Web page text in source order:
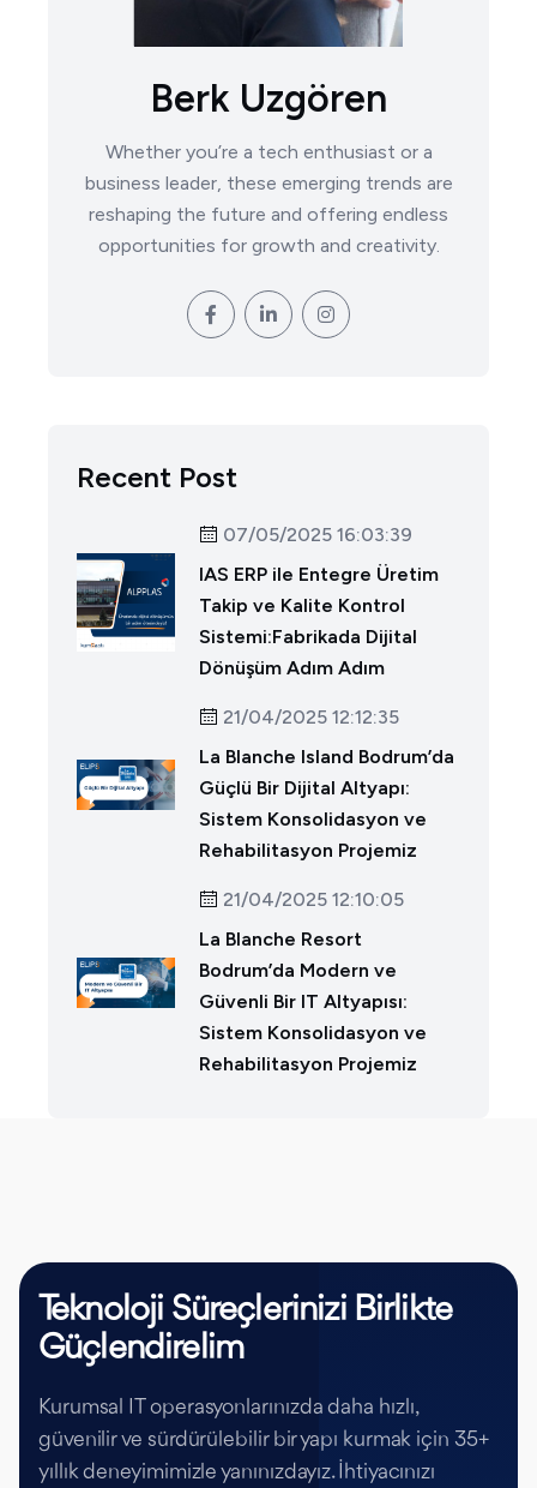
Berk Uzgören
Whether you’re a tech enthusiast or a
business leader, these emerging trends are
reshaping the future and offering endless
opportunities for growth and creativity.
Recent Post
07/05/2025 16:03:39
IAS ERP ile Entegre Üretim
Takip ve Kalite Kontrol
Sistemi:Fabrikada Dijital
Dönüşüm Adım Adım
21/04/2025 12:12:35
La Blanche Island Bodrum’da
Güçlü Bir Dijital Altyapı:
Sistem Konsolidasyon ve
Rehabilitasyon Projemiz
21/04/2025 12:10:05
La Blanche Resort
Bodrum’da Modern ve
Güvenli Bir IT Altyapısı:
Sistem Konsolidasyon ve
Rehabilitasyon Projemiz
Teknoloji Süreçlerinizi Birlikte
Güçlendirelim
Kurumsal IT operasyonlarınızda daha hızlı,
güvenilir ve sürdürülebilir bir yapı kurmak için 35+
yıllık deneyimimizle yanınızdayız. İhtiyacınızı